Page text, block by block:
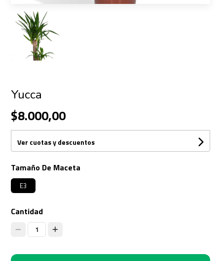
Yucca
$8.000,00
Ver cuotas y descuentos
Tamaño De Maceta
E3
Cantidad
1